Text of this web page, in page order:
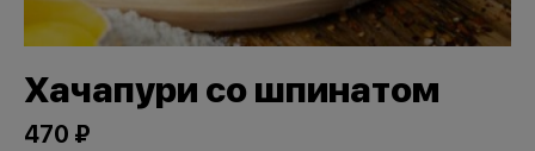
Хачапури со шпинатом
470 ₽